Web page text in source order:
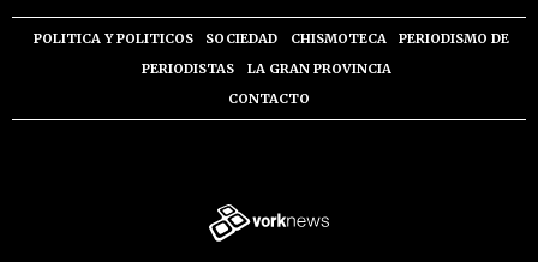
POLITICA Y POLITICOS SOCIEDAD CHISMOTECA
PERIODISMO DE
PERIODISTAS
LA GRAN PROVINCIA
CONTACTO